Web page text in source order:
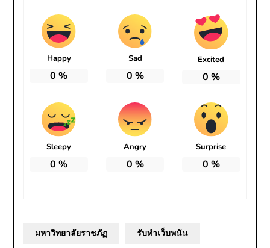
Happy
0 %
Sad
0 %
Excited
0 %
Sleepy
0 %
Angry
0 %
Surprise
0 %
มหาวิทยาลัยราชภัฏ รับทำเว็บพนัน